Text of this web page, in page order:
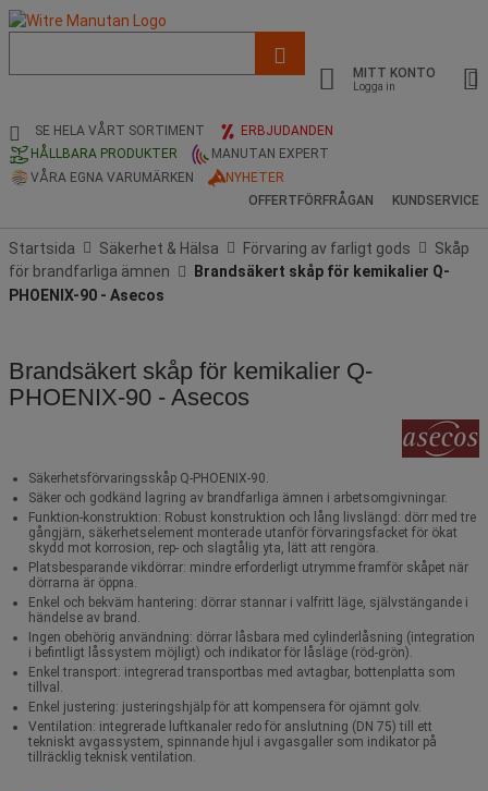
och
sökhistorik
MITT KONTO
Logga in
SE HELA VÅRT SORTIMENT
ERBJUDANDEN
HÅLLBARA PRODUKTER
MANUTAN EXPERT
VÅRA EGNA VARUMÄRKEN
NYHETER
OFFERTFÖRFRÅGAN
KUNDSERVICE
Startsida Säkerhet & Hälsa Förvaring av farligt gods
Skåp
för brandfarliga ämnen
Brandsäkert skåp för kemikalier Q-
PHOENIX-90 - Asecos
Brandsäkert skåp för kemikalier Q-
PHOENIX-90 - Asecos
Säkerhetsförvaringsskåp Q-PHOENIX-90.
Säker och godkänd lagring av brandfarliga ämnen i arbetsomgivningar.
Funktion-konstruktion: Robust konstruktion och lång livslängd: dörr med tre
gångjärn, säkerhetselement monterade utanför förvaringsfacket för ökat
skydd mot korrosion, rep- och slagtålig yta, lätt att rengöra.
Platsbesparande vikdörrar: mindre erforderligt utrymme framför skåpet när
dörrarna är öppna.
Enkel och bekväm hantering: dörrar stannar i valfritt läge, självstängande i
händelse av brand.
Ingen obehörig användning: dörrar låsbara med cylinderlåsning (integration
i befintligt låssystem möjligt) och indikator för låsläge (röd-grön).
Enkel transport: integrerad transportbas med avtagbar, bottenplatta som
tillval.
Enkel justering: justeringshjälp för att kompensera för ojämnt golv.
Ventilation: integrerade luftkanaler redo för anslutning (DN 75) till ett
tekniskt avgassystem, spinnande hjul i avgasgaller som indikator på
tillräcklig teknisk ventilation.